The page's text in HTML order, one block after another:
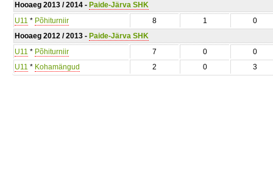
Hooaeg 2013 / 2014 - Paide-Järva SHK
U11 * Põhiturniir 8 1
0
Hooaeg 2012 / 2013 - Paide-Järva SHK
U11 * Põhiturniir 7 0
0
U11 * Kohamängud 2 0 3